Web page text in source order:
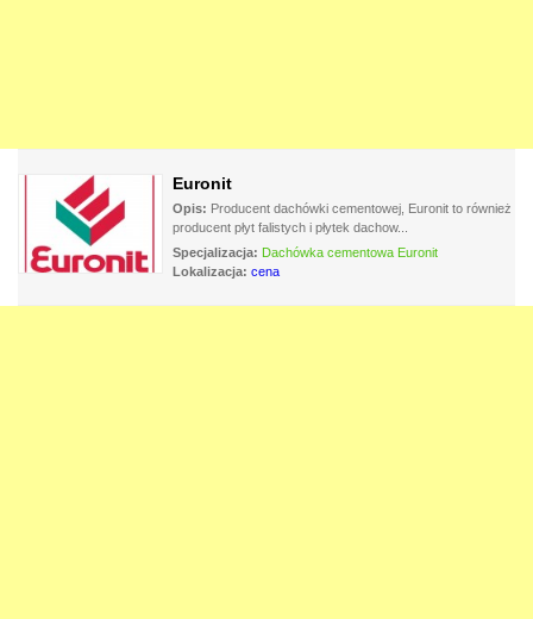
Euronit
Opis: Producent dachówki cementowej, Euronit to również
producent płyt falistych i płytek dachow...
Specjalizacja: Dachówka cementowa Euronit
Lokalizacja: cena